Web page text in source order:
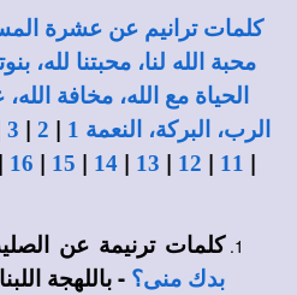
كلمات ترانيم عن عشرة
محبة الله لنا، محبتنا لله،
الحياة مع الله، مخافة
الرب، البركة، النعمة 1
|
2
|
3
|
11
|
12
|
13
|
14
|
15
|
16
|
كلمات ترنيمة عن
بدك منى؟ - باللهجة